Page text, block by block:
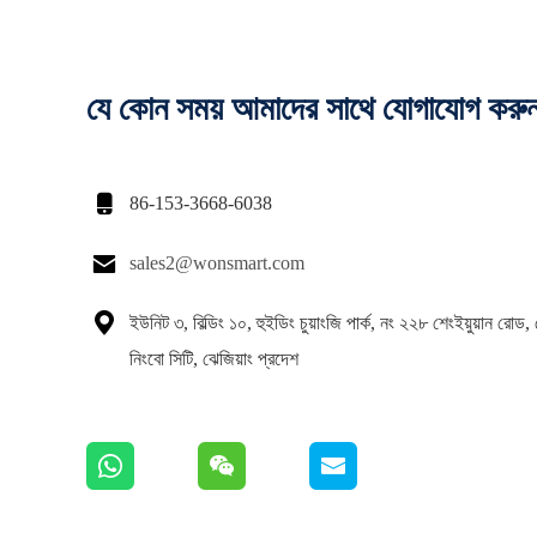
যে কোন সময় আমাদের সাথে যোগাযোগ
 86-153-3668-6038
 sales2@wonsmart.com

ইউনিট ৩, বিল্ডিং ১০, হুইডিং চুয়াংজি পার্ক, নং ২২৮ শেংইয়ুয়ান
নিংবো সিটি, ঝেজিয়াং প্রদেশ